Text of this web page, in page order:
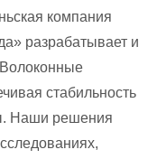
компания
разрабатывает и
стабильность
Наши решения